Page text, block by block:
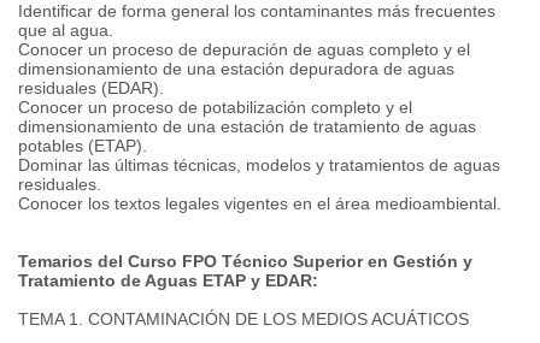
Identificar de forma general los contaminantes más frecuentes
que al agua.
Conocer un proceso de depuración de aguas completo y el
dimensionamiento de una estación depuradora de aguas
residuales (EDAR).
Conocer un proceso de potabilización completo y el
dimensionamiento de una estación de tratamiento de aguas
potables (ETAP).
Dominar las últimas técnicas, modelos y tratamientos de aguas
residuales.
Conocer los textos legales vigentes en el área medioambiental.
Temarios del Curso FPO Técnico Superior en Gestión y
Tratamiento de Aguas ETAP y EDAR:
TEMA 1. CONTAMINACIÓN DE LOS MEDIOS ACUÁTICOS